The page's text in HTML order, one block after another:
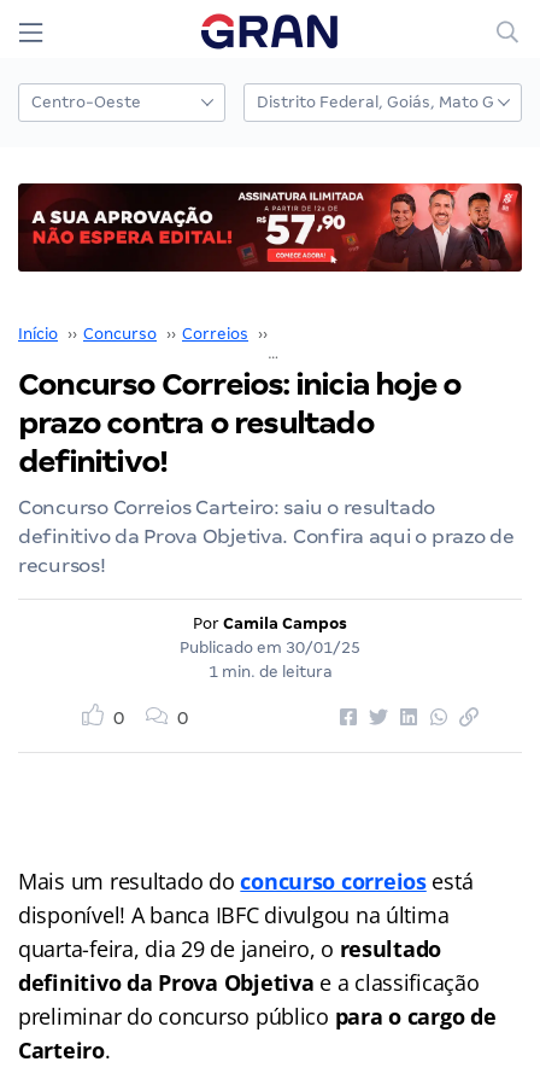
Início ›› Concurso ›› Correios ››
Concurso Correios: inicia hoje o
prazo contra o resultado
definitivo!
Concurso Correios Carteiro: saiu o resultado
definitivo da Prova Objetiva. Confira aqui o prazo de
recursos!
Por Camila Campos
Publicado em 30/01/25
1 min. de leitura
0 0
Mais um resultado doconcurso correiosestá
disponível! A banca IBFC divulgou na última
quarta-feira, dia 29 de janeiro, o resultado
definitivo da Prova Objetiva e a classificação
preliminar do concurso público para o cargo de
Carteiro.